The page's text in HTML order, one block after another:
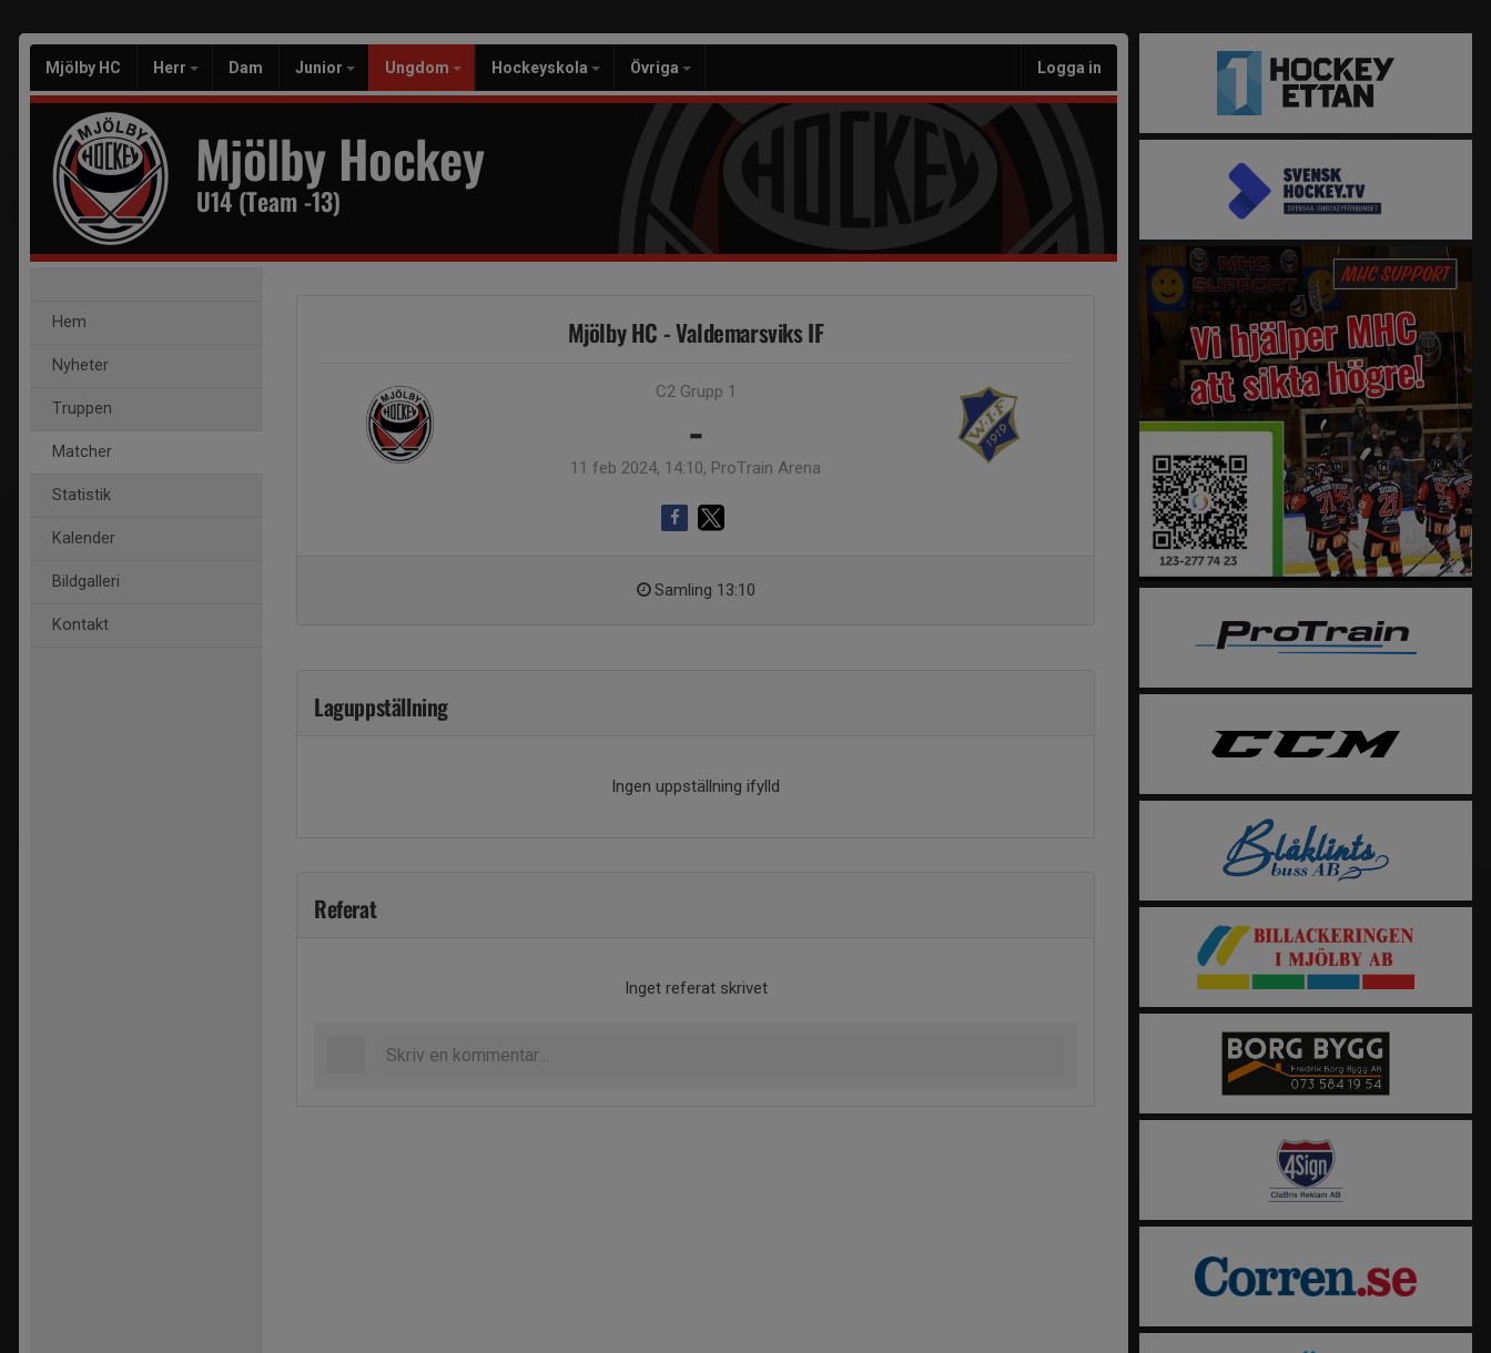
Mjölby HC Herr Dam Junior Ungdom Hockeyskola Övriga Logga in
Mjölby Hockey
U14 (Team -13)
Hem
Nyheter
Truppen
Matcher
Statistik
Kalender
Bildgalleri
Kontakt
Mjölby HC - Valdemarsviks IF
C2 Grupp 1
-
11 feb 2024, 14:10, ProTrain Arena
Samling 13:10
Laguppställning
Ingen uppställning ifylld
Referat
Inget referat skrivet